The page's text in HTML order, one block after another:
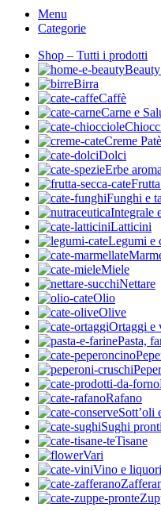
Menu
Categorie
Shop – Tutti i prodotti
Birra
Caffè
Carne e
Creme
Dolci
Erbe
Funghi e
Integrale
Latticini
Legumi e
Miele
Nettare
Olio
Olive
Ortaggi e
Pasta,
Rafano
Sott’oli
Sughi
Tisane
Vari
Vino e liquori